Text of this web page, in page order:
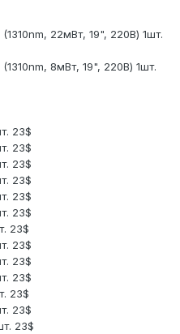
22мВт, 19", 220В) 1шт.
8мВт, 19", 220В) 1шт.
23$
23$
23$
23$
23$
23$
23$
23$
23$
23$
23$
23$
23$